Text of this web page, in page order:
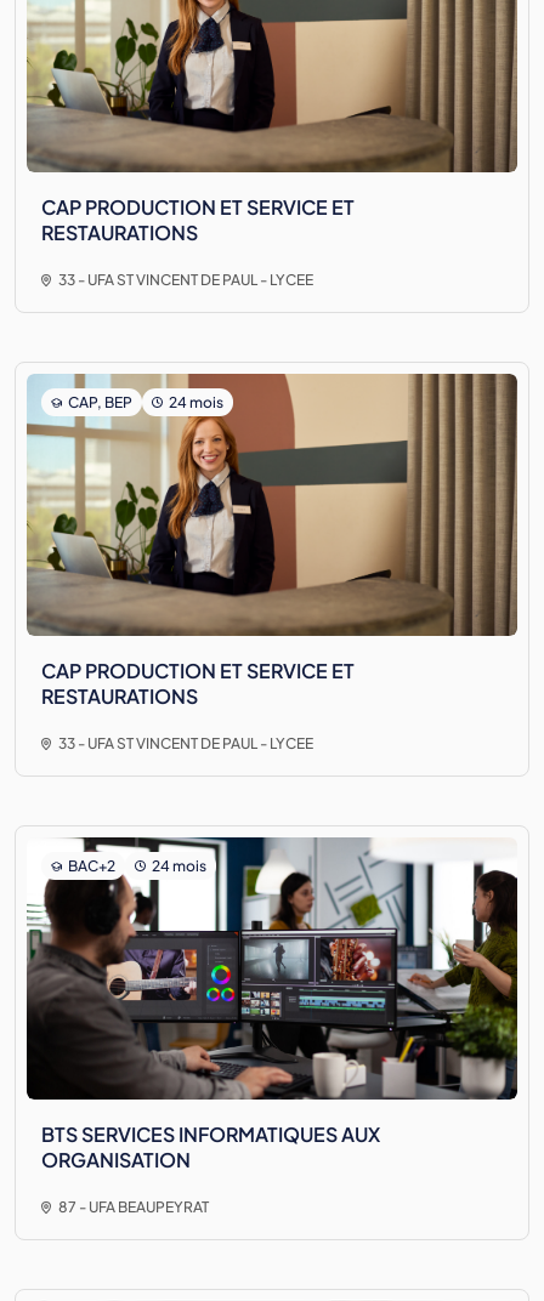
CAP PRODUCTION ET SERVICE ET
RESTAURATIONS
33 - UFA ST VINCENT DE PAUL - LYCEE
CAP, BEP 24 mois
CAP PRODUCTION ET SERVICE ET
RESTAURATIONS
33 - UFA ST VINCENT DE PAUL - LYCEE
BAC+2 24 mois
BTS SERVICES INFORMATIQUES AUX
ORGANISATION
87 - UFA BEAUPEYRAT